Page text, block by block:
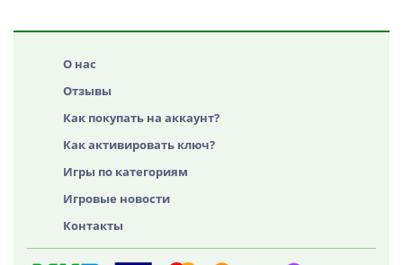
О нас
Отзывы
Как покупать на аккаунт?
Как активировать ключ?
Игры по категориям
Игровые новости
Контакты